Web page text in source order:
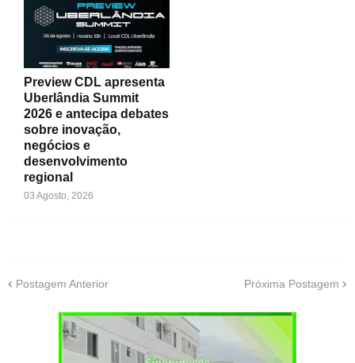
Preview CDL apresenta
Uberlândia Summit
2026 e antecipa debates
sobre inovação,
negócios e
desenvolvimento
regional
03 Agosto, 2026
Postagem Anterior Próxima Postagem